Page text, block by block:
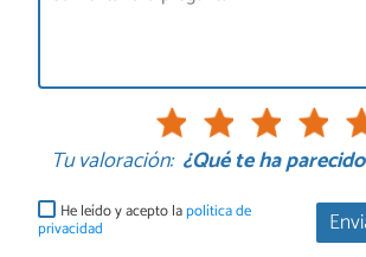
Tu valoración: ¿Qué te ha
He leído y acepto lapolítica de
privacidad